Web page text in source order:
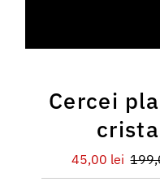
Cercei
Preț
redus
45,00 lei Preț